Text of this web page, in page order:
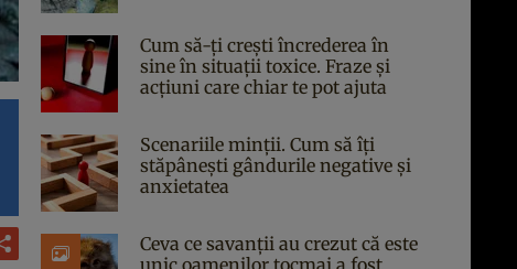
Cum să-ți crești încrederea în
sine în situații toxice. Fraze și
acțiuni care chiar te pot ajuta
Scenariile minții. Cum să îți
stăpânești gândurile negative și
anxietatea
Ceva ce savanții au crezut că este
unic oamenilor tocmai a fost